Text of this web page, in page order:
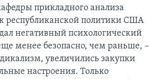
прикладного анализа
политики США
негативный психологический
менее безопасно, чем раньше, –
увеличились закупки
настроения. Только